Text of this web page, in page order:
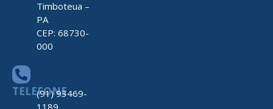
Timboteua –
PA
CEP: 68730-
000
TELEFONE
(91) 93469-